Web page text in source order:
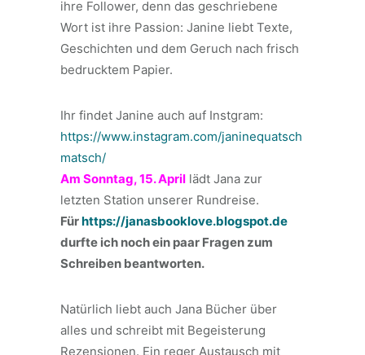
ihre Follower, denn das geschriebene
Wort ist ihre Passion: Janine liebt Texte,
Geschichten und dem Geruch nach frisch
bedrucktem Papier.
Ihr findet Janine auch auf Instgram:
https://www.instagram.com/janinequatsch
matsch/
Am Sonntag, 15. April lädt Jana zur
letzten Station unserer Rundreise.
Fürhttps://janasbooklove.blogspot.de
durfte ich noch ein paar Fragen zum
Schreiben beantworten.
Natürlich liebt auch Jana Bücher über
alles und schreibt mit Begeisterung
Rezensionen. Ein reger Austausch mit